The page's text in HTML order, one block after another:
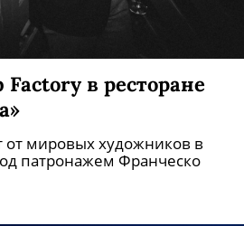
Factory в ресторане
от мировых художников в
патронажем Франческо